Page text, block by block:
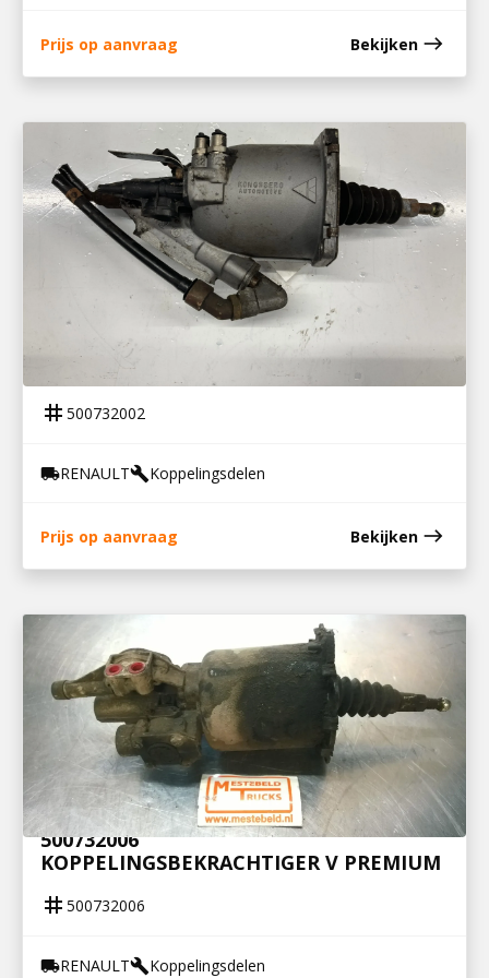
Prijs op aanvraag Bekijken east
500732002
KOPPELINGSBEKRACHTIGER 16S151 OD
tag 500732002
local_shippingRENAULTbuildKoppelingsdelen
Prijs op aanvraag Bekijken east
500732006
KOPPELINGSBEKRACHTIGER V PREMIUM
tag 500732006
local_shippingRENAULTbuildKoppelingsdelen